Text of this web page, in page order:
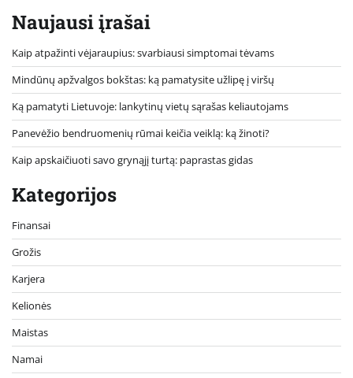
Naujausi įrašai
Kaip atpažinti vėjaraupius: svarbiausi simptomai tėvams
Mindūnų apžvalgos bokštas: ką pamatysite užlipę į viršų
Ką pamatyti Lietuvoje: lankytinų vietų sąrašas keliautojams
Panevėžio bendruomenių rūmai keičia veiklą: ką žinoti?
Kaip apskaičiuoti savo grynąjį turtą: paprastas gidas
Kategorijos
Finansai
Grožis
Karjera
Kelionės
Maistas
Namai